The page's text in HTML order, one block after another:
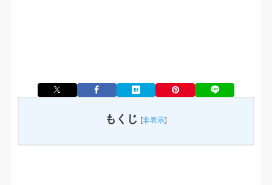
もくじ [非表示]